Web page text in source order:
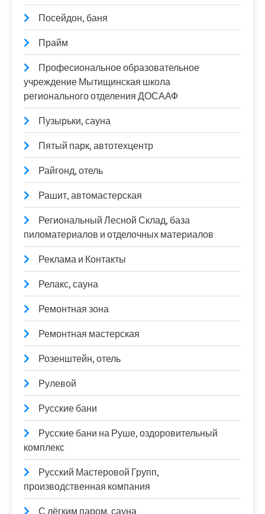
Посейдон, баня
Прайм
Професиональное образовательное
учреждение Мытищинская школа
регионального отделения ДОСААФ
Пузырьки, сауна
Пятый парк, автотехцентр
Райгонд, отель
Рашит, автомастерская
Региональный Лесной Склад, база
пиломатериалов и отделочных материалов
Реклама и Контакты
Релакс, сауна
Ремонтная зона
Ремонтная мастерская
Розенштейн, отель
Рулевой
Русские бани
Русские бани на Руше, оздоровительный
комплекс
Русский Мастеровой Групп,
производственная компания
С лёгким паром, сауна